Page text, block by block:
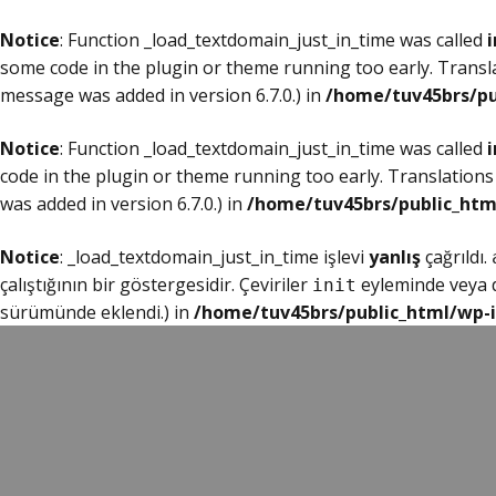
Notice: Function _load_textdomain_just_in_time was called
some code in the plugin or theme running too early.
message was added in version 6.7.0.) in /home/tuv45brs/
Notice: Function _load_textdomain_just_in_time was called
code in the plugin or theme running too early.
was added in version 6.7.0.) in /home/tuv45brs/
Notice: _load_textdomain_just_in_time işlevi yanlışçağrıldı.
çalıştığının bir göstergesidir. Çeviriler init eyleminde veya
sürümünde eklendi.) in /home/tuv45brs/public_html/